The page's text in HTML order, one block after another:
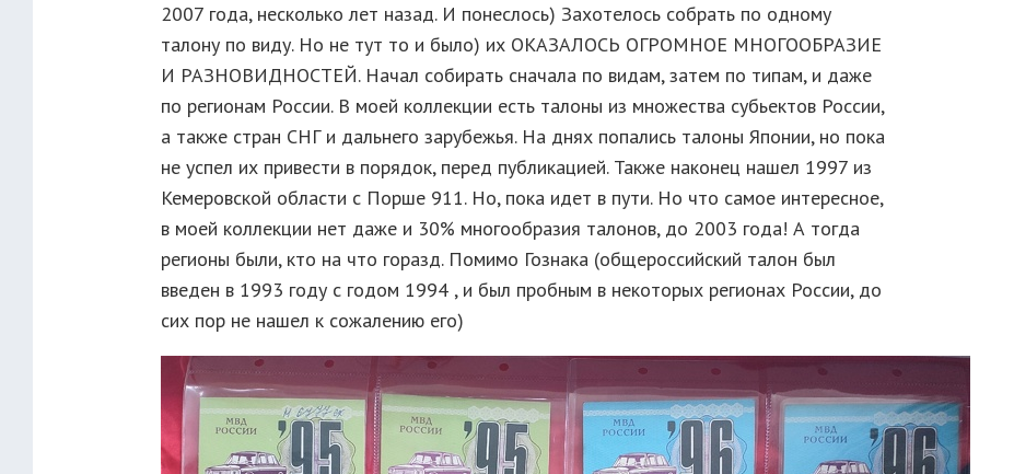
2007 года, несколько лет назад. И понеслось) Захотелось собрать по одному
талону по виду. Но не тут то и было) их ОКАЗАЛОСЬ ОГРОМНОЕ МНОГООБРАЗИЕ
И РАЗНОВИДНОСТЕЙ. Начал собирать сначала по видам, затем по типам, и даже
по регионам России. В моей коллекции есть талоны из множества субьектов России,
а также стран СНГ и дальнего зарубежья. На днях попались талоны Японии, но пока
не успел их привести в порядок, перед публикацией. Также наконец нашел 1997 из
Кемеровской области с Порше 911. Но, пока идет в пути. Но что самое интересное,
в моей коллекции нет даже и 30% многообразия талонов, до 2003 года! А тогда
регионы были, кто на что горазд. Помимо Гознака (общероссийский талон был
введен в 1993 году с годом 1994 , и был пробным в некоторых регионах России, до
сих пор не нашел к сожалению его)